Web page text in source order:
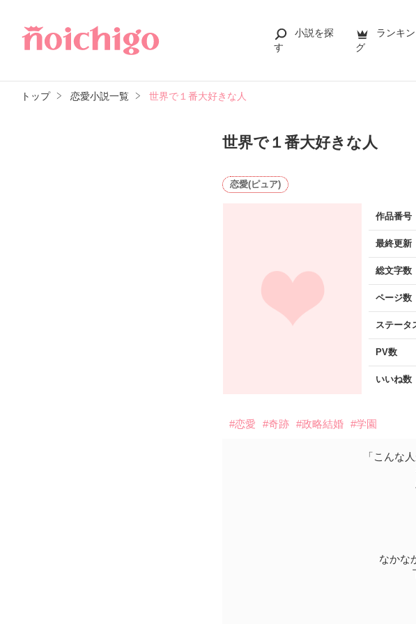
小説を探
す
ランキン
グ
トップ 恋愛小説一覧 世界で１番大好きな人
世界で１番大好きな人
恋愛(ピュア)
作品番号
最終更新
総文字数
ページ数
ステータ
PV数
いいね数
#恋愛 #奇跡 #政略結婚 #学園
「こんな人が私
彼氏が
早巳曖
「なん
なかな
下矢昂